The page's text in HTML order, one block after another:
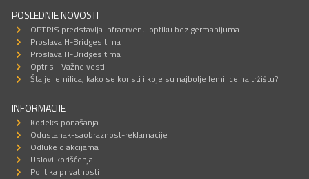
POSLEDNJE NOVOSTI
OPTRIS predstavlja infracrvenu optiku bez germanijuma
Proslava H-Bridges tima
Proslava H-Bridges tima
Optris - Važne vesti
Šta je lemilica, kako se koristi i koje su najbolje lemilice na tržištu?
INFORMACIJE
Kodeks ponašanja
Odustanak-saobraznost-reklamacije
Odluke o akcijama
Uslovi korišćenja
Politika privatnosti